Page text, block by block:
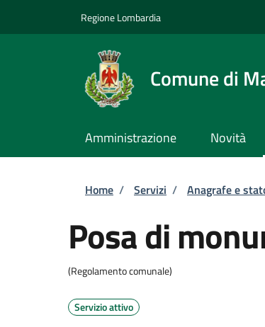
Regione Lombardia
Comune di
Amministrazione Novità
Briciole di
Home / Servizi / Anagrafe e
Posa di
(Regolamento comunale)
Servizio attivo